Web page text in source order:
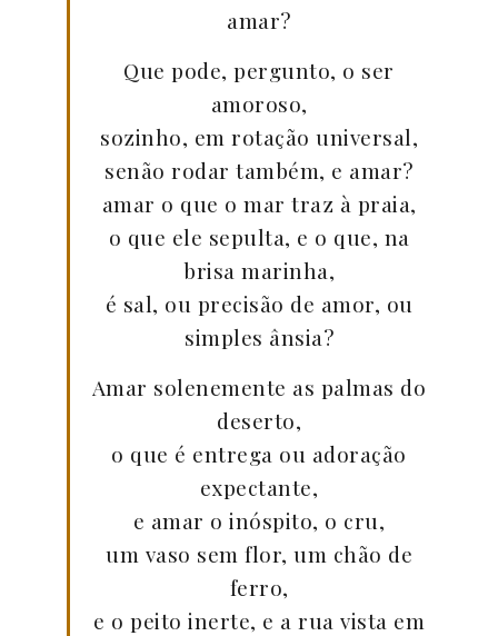
amar?
Que pode, pergunto, o ser
amoroso,
sozinho, em rotação universal,
senão rodar também, e amar?
amar o que o mar traz à praia,
o que ele sepulta, e o que, na
brisa marinha,
é sal, ou precisão de amor, ou
simples ânsia?
Amar solenemente as palmas do
deserto,
o que é entrega ou adoração
expectante,
e amar o inóspito, o cru,
um vaso sem flor, um chão de
ferro,
e o peito inerte, e a rua vista em